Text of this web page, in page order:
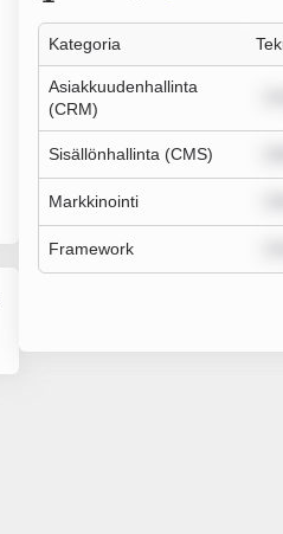
Kategoria
Asiakkuudenhallinta
(CRM)
Sisällönhallinta (CMS)
Markkinointi
Framework